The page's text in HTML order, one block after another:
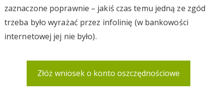
zaznaczone poprawnie – jakiś czas temu jedną ze zgód
trzeba było wyrażać przez infolinię (w bankowości
internetowej jej nie było).
Złóż wniosek o konto oszczędnościowe